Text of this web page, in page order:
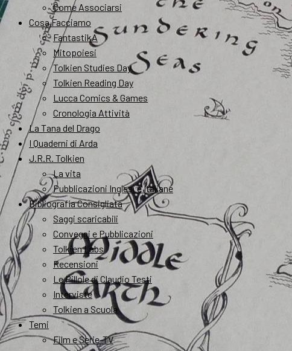
Come Associarsi
Cosa Facciamo
FantastikA
Mitopoiesi
Tolkien Studies Day
Tolkien Reading Day
Lucca Comics & Games
Cronologia Attività
La Tana del Drago
I Quaderni di Arda
J.R.R. Tolkien
La vita
Pubblicazioni Inglesi e Italiane
Bibliografia Consigliata
Saggi scaricabili
Convegni e Pubblicazioni
Tolkien Labs
Recensioni
Le Pillole di Claudio Testi
Interviste
Tolkien a Scuola
Temi
Film e Serie-TV